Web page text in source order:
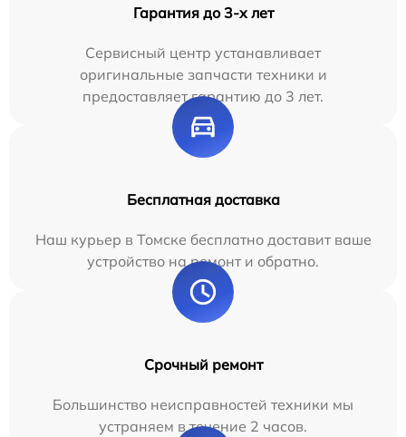
Гарантия до 3-х лет
Сервисный центр устанавливает
оригинальные запчасти техники и
предоставляет гарантию до 3 лет.
Бесплатная доставка
Наш курьер в Томске бесплатно доставит ваше
устройство на ремонт и обратно.
Срочный ремонт
Большинство неисправностей техники мы
устраняем в течение 2 часов.